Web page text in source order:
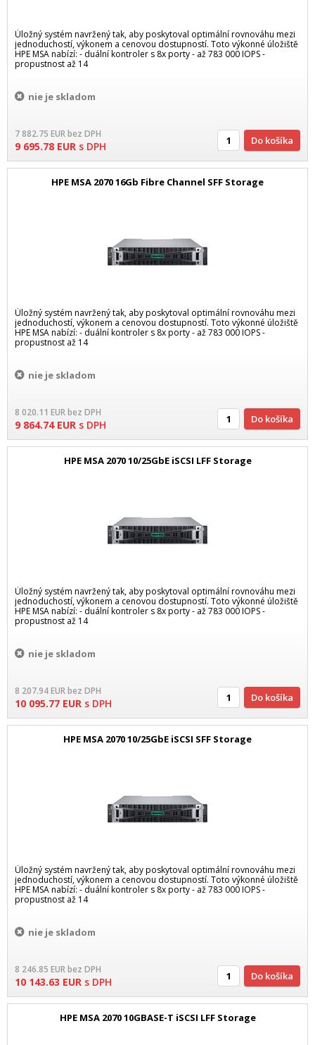
Úložný systém navržený tak, aby poskytoval optimální rovnováhu mezi
jednoduchostí, výkonem a cenovou dostupností. Toto výkonné úložiště
HPE MSA nabízí: - duální kontroler s 8x porty - až 783 000 IOPS -
propustnost až 14
nie je skladom
7 882.75 EURbez DPH
9 695.78 EUR s DPH Do košíka
HPE MSA 2070 16Gb Fibre Channel SFF Storage
Úložný systém navržený tak, aby poskytoval optimální rovnováhu mezi
jednoduchostí, výkonem a cenovou dostupností. Toto výkonné úložiště
HPE MSA nabízí: - duální kontroler s 8x porty - až 783 000 IOPS -
propustnost až 14
nie je skladom
8 020.11 EURbez DPH
9 864.74EUR s DPH Do košíka
HPE MSA 2070 10/25GbE iSCSI LFF Storage
Úložný systém navržený tak, aby poskytoval optimální rovnováhu mezi
jednoduchostí, výkonem a cenovou dostupností. Toto výkonné úložiště
HPE MSA nabízí: - duální kontroler s 8x porty - až 783 000 IOPS -
propustnost až 14
nie je skladom
8 207.94EURbez DPH
10 095.77 EUR s DPH Do košíka
HPE MSA 2070 10/25GbE iSCSI SFF Storage
Úložný systém navržený tak, aby poskytoval optimální rovnováhu mezi
jednoduchostí, výkonem a cenovou dostupností. Toto výkonné úložiště
HPE MSA nabízí: - duální kontroler s 8x porty - až 783 000 IOPS -
propustnost až 14
nie je skladom
8 246.85 EURbez DPH
10 143.63 EUR s DPH Do košíka
HPE MSA 2070 10GBASE-T iSCSI LFF Storage